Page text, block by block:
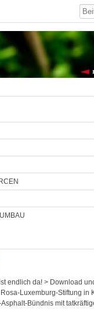
endlich da! > Download
Luxemburg-Stiftung in
Bündnis mit